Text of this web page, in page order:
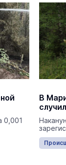
В Марий Эл в
случился
Накануне в
Происшествия